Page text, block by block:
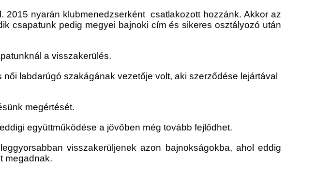
2015 nyarán klubmenedzserként csatlakozott hozzánk. Akkor az
csapatunk pedig megyei bajnoki cím és sikeres osztályozó után
a visszakerülés.
labdarúgó szakágának vezetője volt, aki szerződése lejártával
megértését.
együttműködése a jövőben még tovább fejlődhet.
visszakerüljenek azon bajnokságokba, ahol eddig
megadnak.